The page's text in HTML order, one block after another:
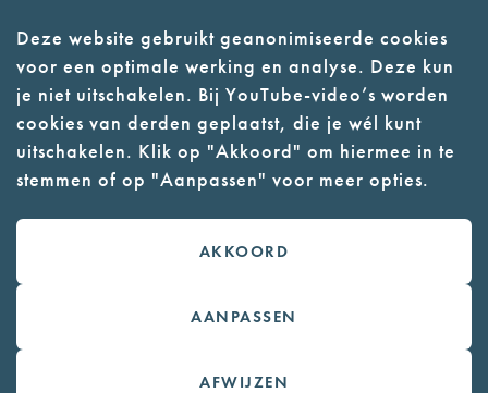
Deze website gebruikt geanonimiseerde cookies
voor een optimale werking en analyse. Deze kun
je niet uitschakelen. Bij YouTube-video’s worden
cookies van derden geplaatst, die je wél kunt
uitschakelen. Klik op "Akkoord" om hiermee in te
stemmen of op "Aanpassen" voor meer opties.
AKKOORD
AANPASSEN
AFWIJZEN
- Parkeer in de vakken of in de
parkeergarage (begane grond)
- Alleen geleidehonden
toegestaan